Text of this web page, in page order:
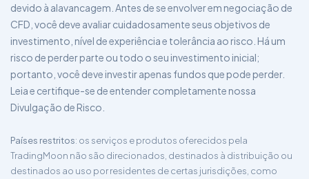
devido à alavancagem. Antes de se envolver em negociação de
CFD, você deve avaliar cuidadosamente seus objetivos de
investimento, nível de experiência e tolerância ao risco. Há um
risco de perder parte ou todo o seu investimento inicial;
portanto, você deve investir apenas fundos que pode perder.
Leia e certifique-se de entender completamente nossa
Divulgação de Risco.
Países restritos: os serviços e produtos oferecidos pela
TradingMoon não são direcionados, destinados à distribuição ou
destinados ao uso por residentes de certas jurisdições, como